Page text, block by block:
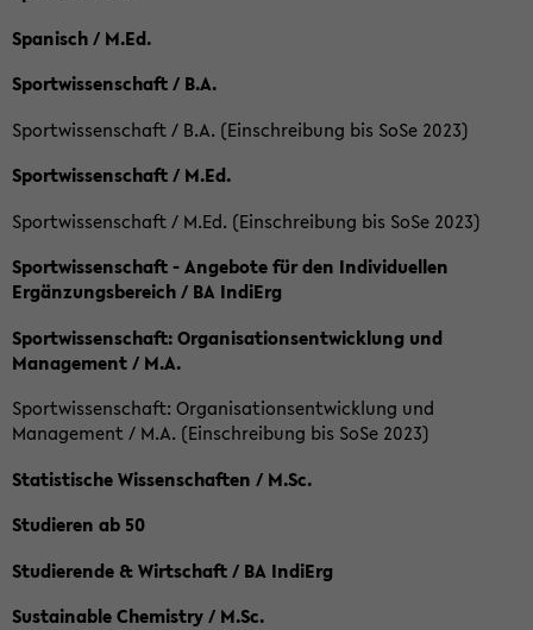
Spanisch / M.Ed.
Sportwissenschaft / B.A.
Sportwissenschaft / B.A. (Einschreibung bis SoSe 2023)
Sportwissenschaft / M.Ed.
Sportwissenschaft / M.Ed. (Einschreibung bis SoSe 2023)
Sportwissenschaft - Angebote für den Individuellen
Ergänzungsbereich / BA IndiErg
Sportwissenschaft: Organisationsentwicklung und
Management / M.A.
Sportwissenschaft: Organisationsentwicklung und
Management / M.A. (Einschreibung bis SoSe 2023)
Statistische Wissenschaften / M.Sc.
Studieren ab 50
Studierende & Wirtschaft / BA IndiErg
Sustainable Chemistry / M.Sc.